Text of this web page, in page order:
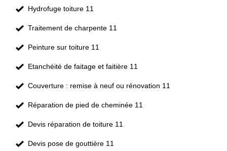
Hydrofuge toiture 11
Traitement de charpente 11
Peinture sur toiture 11
Etanchéité de faitage et faitière 11
Couverture : remise à neuf ou rénovation 11
Réparation de pied de cheminée 11
Devis réparation de toiture 11
Devis pose de gouttière 11